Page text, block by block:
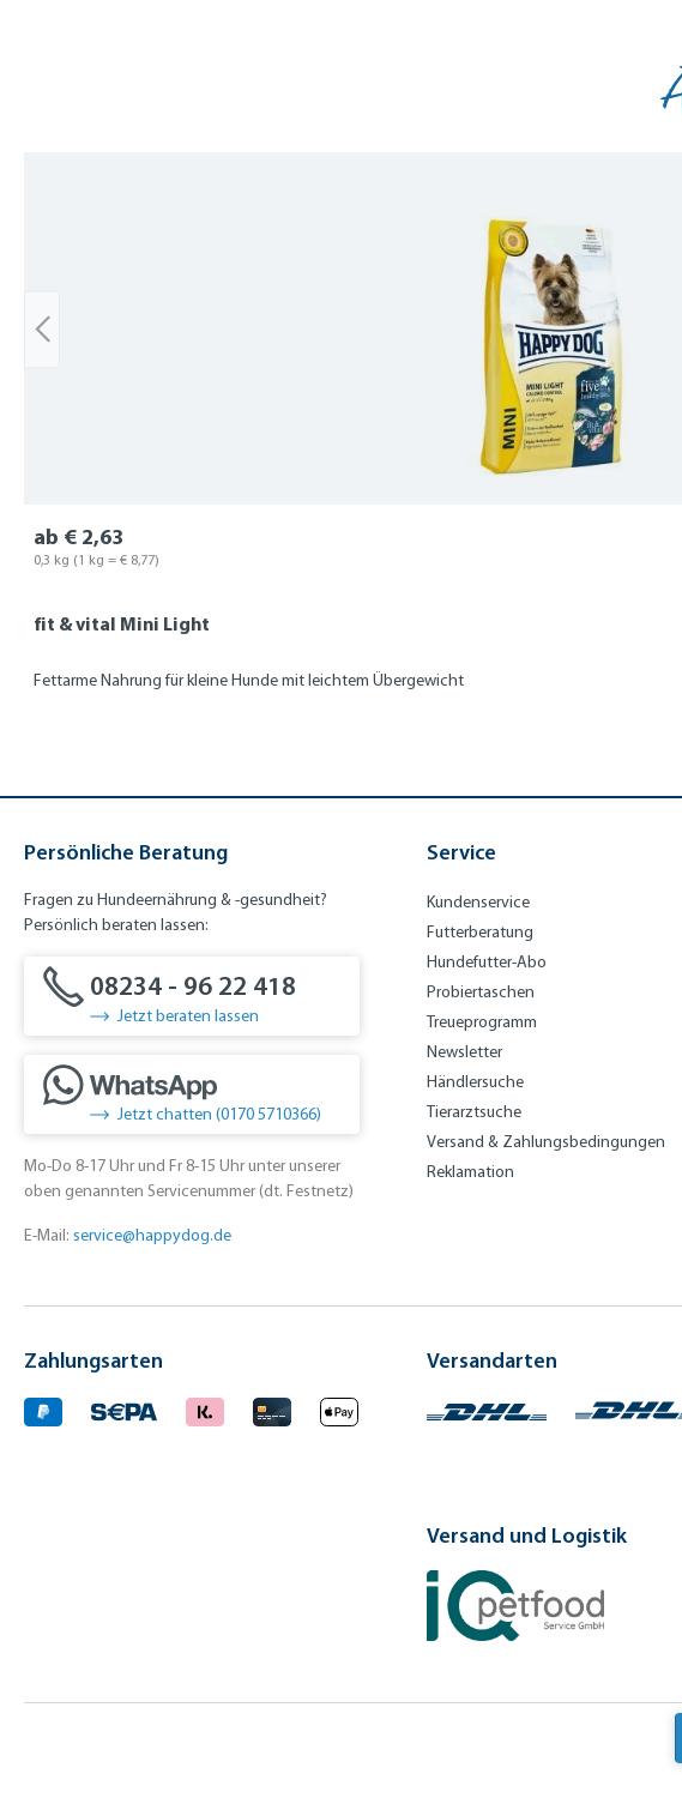
fit & vital Mini Light
Fettarme Nahrung für kleine Hunde mit leichtem Übergewicht
ab € 2,63
0,3 kg (1 kg = € 8,77)
Persönliche Beratung
Fragen zu Hundeernährung & -gesundheit?
Persönlich beraten lassen:
08234 - 96 22 418
Jetzt beraten lassen
Jetzt chatten (0170 5710366)
Mo-Do 8-17 Uhr und Fr 8-15 Uhr unter unserer
oben genannten Servicenummer (dt. Festnetz)
E-Mail: service@happydog.de
Service
Kundenservice
Futterberatung
Hundefutter-Abo
Probiertaschen
Treueprogramm
Newsletter
Händlersuche
Tierarztsuche
Versand & Zahlungsbedingungen
Reklamation
Zahlungsarten Versandarten
Versand und Logistik